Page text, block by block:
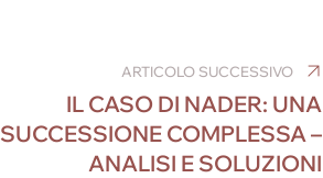
ARTICOLO SUCCESSIVO
IL CASO DI NADER: UNA
SUCCESSIONE COMPLESSA –
ANALISI E SOLUZIONI